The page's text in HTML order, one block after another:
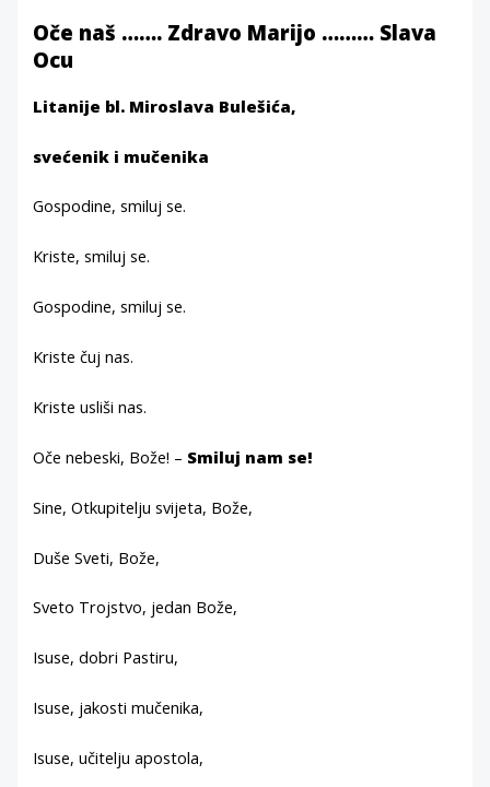
Oče naš ……. Zdravo Marijo ……… Slava
Ocu
Litanije bl. Miroslava Bulešića,
svećenik i mučenika
Gospodine, smiluj se.
Kriste, smiluj se.
Gospodine, smiluj se.
Kriste čuj nas.
Kriste usliši nas.
Oče nebeski, Bože! – Smiluj nam se!
Sine, Otkupitelju svijeta, Bože,
Duše Sveti, Bože,
Sveto Trojstvo, jedan Bože,
Isuse, dobri Pastiru,
Isuse, jakosti mučenika,
Isuse, učitelju apostola,